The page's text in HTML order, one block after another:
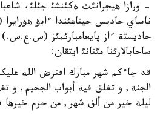
- ورازا هيجرانئث ةكئنشئ جئلئ،
ناساي حاديس جيناعئندا ءابؤ
حاديستة ءاز پايعامبارئمئز (س.ع.س.)
ساحابالارئنا مئنانئ ايتقان:
قد جاءكم شهر مبارك افترض الله
الجنة, و تغلق فيه أبواب الجحيم, و
ليلة خير من ألف شهر, من حرم خيرها